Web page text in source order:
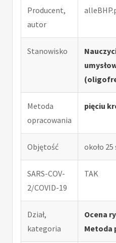
Producent,
autor
Stanowisko
Metoda
opracowania
pięciu
Objętość około
SARS-COV-
2/COVID-19
TAK
Dział,
kategoria
Ocena
Metoda